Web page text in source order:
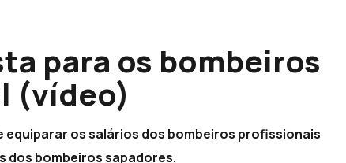
para os bombeiros
(vídeo)
equiparar os salários dos bombeiros profissionais
dos bombeiros sapadores.